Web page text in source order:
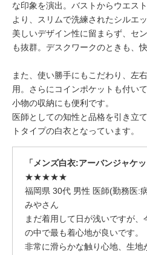
な印象を演出。バストからウエス
より、スリムで洗練されたシルエ
美しいデザイン性に留まらず、セ
も抜群。デスクワークのときも、
また、使い勝手にもこだわり、左
用。さらにコインポケットも付い
小物の収納にも便利です。
医師としての知性と品格を引き立
トタイプの白衣となっています。
「メンズ白衣:アーバンジャケ
★★★★★
福岡県 30代 男性 医師(勤務医:
みやさん
まだ着用して日が浅いですが
の中で最も着心地が良いです。
非常に滑らかな触り心地、生地